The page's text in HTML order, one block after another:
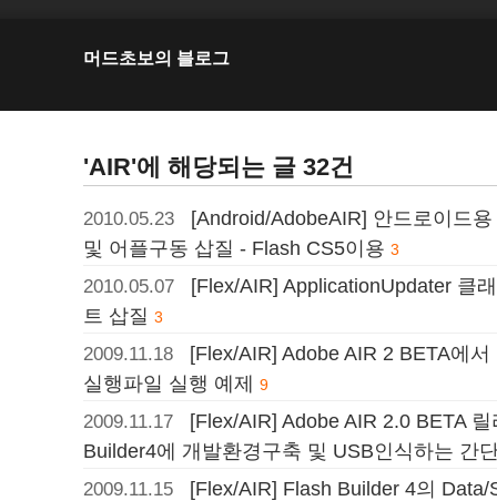
머드초보의 블로그
'AIR'에 해당되는 글 32건
2010.05.23
[Android/AdobeAIR] 안드로이드
및 어플구동 삽질 - Flash CS5이용 3
2010.05.07
[Flex/AIR] ApplicationUpdater 클
트 삽질 3
2009.11.18
[Flex/AIR] Adobe AIR 2 BETA에
실행파일 실행 예제 9
2009.11.17
[Flex/AIR] Adobe AIR 2.0 BETA
Builder4에 개발환경구축 및 USB인식하는 간
2009.11.15
[Flex/AIR] Flash Builder 4의